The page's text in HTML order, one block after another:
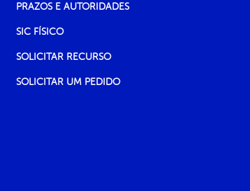
PRAZOS E AUTORIDADES
SIC FÍSICO
SOLICITAR RECURSO
SOLICITAR UM PEDIDO